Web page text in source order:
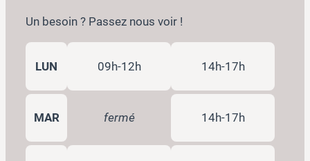
Un besoin ? Passez nous voir !
LUN 09h-12h 14h-17h
MAR fermé 14h-17h